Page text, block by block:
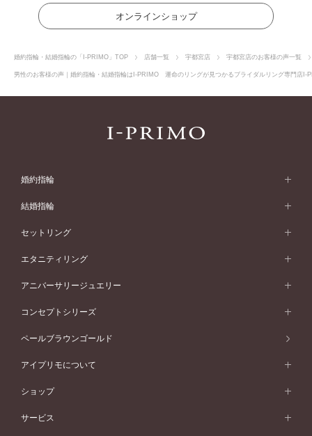
オンラインショップ
婚約指輪・結婚指輪の「I-PRIMO」TOP 店舗一覧 宇都宮店 宇都宮店のお客様の声一覧
男性のお客様の声｜婚約指輪・結婚指輪はI-PRIMO 運命のリングが見つかるブライダルリング専門店I-
婚約指輪
婚約指輪 (エンゲージリング)
婚約指輪一覧
ピンクゴールド
ペールブラウンゴールド
ウェーブライン
V字ライン
ワンサイドメレ
ダブルサイドメレ
シンプル
フェミニン
モード
50万円台～
40万円台～
30万円台～
婚約指輪 人気ランキング
婚約ネックレス
結婚指輪
結婚指輪 (マリッジリング)
結婚指輪一覧
ピンクゴールド
ペールブラウンゴールド
ウェーブライン
V字ライン
ワンメレ
セベラルメレ
シンプル
フェミニン
モード
50万円～
40万円～50万円
セットリング
セットリング
セットリング一覧
ピンクゴールド
ペールブラウンゴールド
エタニティリング
エタニティリング
エタニティリング一覧
ピンクゴールド
ペールブラウンゴールド
アニバーサリージュエリー
アニバーサリージュエリー
アニバーサリージュエリー一覧
ファッションリング
ブレスレット
コンセプトシリーズ
コンセプトシリーズ
オリジンビリーフ
エトワル
ペールブラウンゴールド
アイプリモについて
アイプリモについて
パーソナルハンド診断
ショップ
店舗一覧
サービス